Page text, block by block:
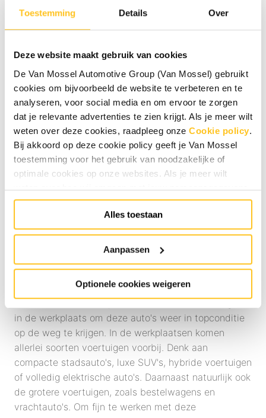
Toestemming Details Over
Deze website maakt gebruik van cookies
De Van Mossel Automotive Group (Van Mossel) gebruikt
cookies om bijvoorbeeld de website te verbeteren en te
analyseren, voor social media en om ervoor te zorgen
dat je relevante advertenties te zien krijgt. Als je meer wilt
weten over deze cookies, raadpleeg onze Cookie policy.
Bij akkoord op deze cookie policy geeft je Van Mossel
toestemming voor het gebruik van noodzakelijke of
optimale cookies op onze websites. Als je meer wilt
weten over hoe wij omgaan met jouw persoonsgegevens,
raadpleeg onzePrivacyverklaring. Specifiek voor
sollicitaties raadpleeg onzeHR Privacyverklaring
kunt de cookie instellingen te allen tijde aanpassen via de
link onderaan de website.
Alles toestaan
Aanpassen
Optionele cookies weigeren
Werken in de werkplaats
bij Van Mossel
Iedere dag komen er tal van auto's de werkplaats in
voor onderhoud en reparatie. Het is aan de collega's
in de werkplaats om deze auto's weer in topconditie
op de weg te krijgen. In de werkplaatsen komen
allerlei soorten voertuigen voorbij. Denk aan
compacte stadsauto's, luxe SUV's, hybride voertuigen
of volledig elektrische auto's. Daarnaast natuurlijk ook
de grotere voertuigen, zoals bestelwagens en
vrachtauto's. Om fijn te werken met deze